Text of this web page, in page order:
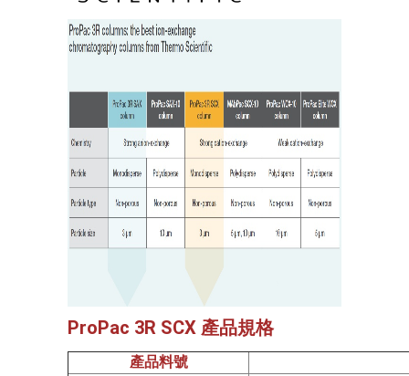
ProPac 3R SCX 產品規格
產品料號